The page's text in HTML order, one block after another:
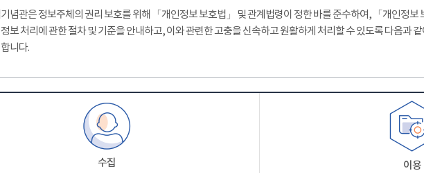
념관은 정보주체의 권리 보호를 위해 「개인정보 보호법」 및 관계법령이 정한 바를 준수하여, 「개인정보
보 처리에 관한 절차 및 기준을 안내하고, 이와 관련한 고충을 신속하고 원활하게 처리할 수 있도록 다음과
니다.
수집
이용